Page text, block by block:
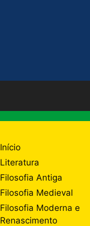
Início
Literatura
Filosofia Antiga
Filosofia Medieval
Filosofia Moderna e
Renascimento